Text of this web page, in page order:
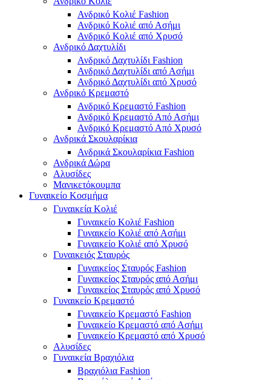
Ανδρικό Κολιέ Fashion
Ανδρικό Κολιέ από Ασήμι
Ανδρικό Κολιέ από Χρυσό
Ανδρικό Δαχτυλίδι
Ανδρικό Δαχτυλίδι Fashion
Ανδρικό Δαχτυλίδι από Ασήμι
Ανδρικό Δαχτυλίδι από Χρυσό
Ανδρικό Κρεμαστό
Ανδρικό Κρεμαστό Fashion
Ανδρικό Κρεμαστό Από Ασήμι
Ανδρικό Κρεμαστό Από Χρυσό
Ανδρικά Σκουλαρίκια
Ανδρικά Σκουλαρίκια Fashion
Ανδρικά Δώρα
Αλυσίδες
Μανικετόκουμπα
Γυναικείο Κοσμήμα
Γυναικεία Κολιέ
Γυναικείο Κολιέ Fashion
Γυναικείο Κολιέ από Ασήμι
Γυναικείο Κολιέ από Χρυσό
Γυναικειός Σταυρός
Γυναικείος Σταυρός Fashion
Γυναικείος Σταυρός από Ασήμι
Γυναικείος Σταυρός από Χρυσό
Γυναικείο Κρεμαστό
Γυναικείο Κρεμαστό Fashion
Γυναικείο Κρεμαστό από Ασήμι
Γυναικείο Κρεμαστό από Χρυσό
Αλυσίδες
Γυναικεία Βραχιόλια
Βραχιόλια Fashion